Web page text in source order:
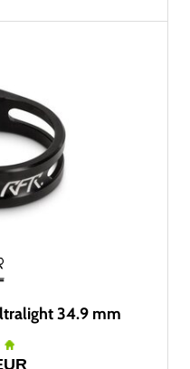
34.9 mm